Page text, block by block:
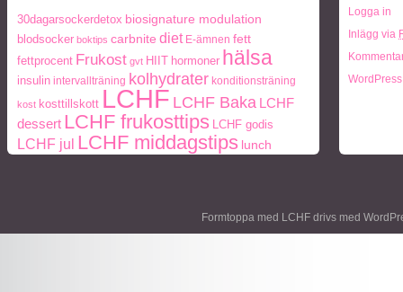
30dagarsockerdetox biosignature modulation
blodsocker boktips carbnite diet E-ämnen fett
fettprocent Frukost gvt HIIT hormoner hälsa
insulin intervallträning kolhydrater konditionsträning
kost kosttillskott LCHF LCHF Baka
LCHF
dessert LCHF frukosttips LCHF godis
LCHF jul LCHF middagstips lunch
styrketräningTräning
Logga in
Inlägg via
Formtoppa med LCHF drivs med